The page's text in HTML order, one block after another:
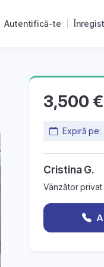
Autentifică-te
3,500 €
Expiră pe:
Cristina G.
Vânzător